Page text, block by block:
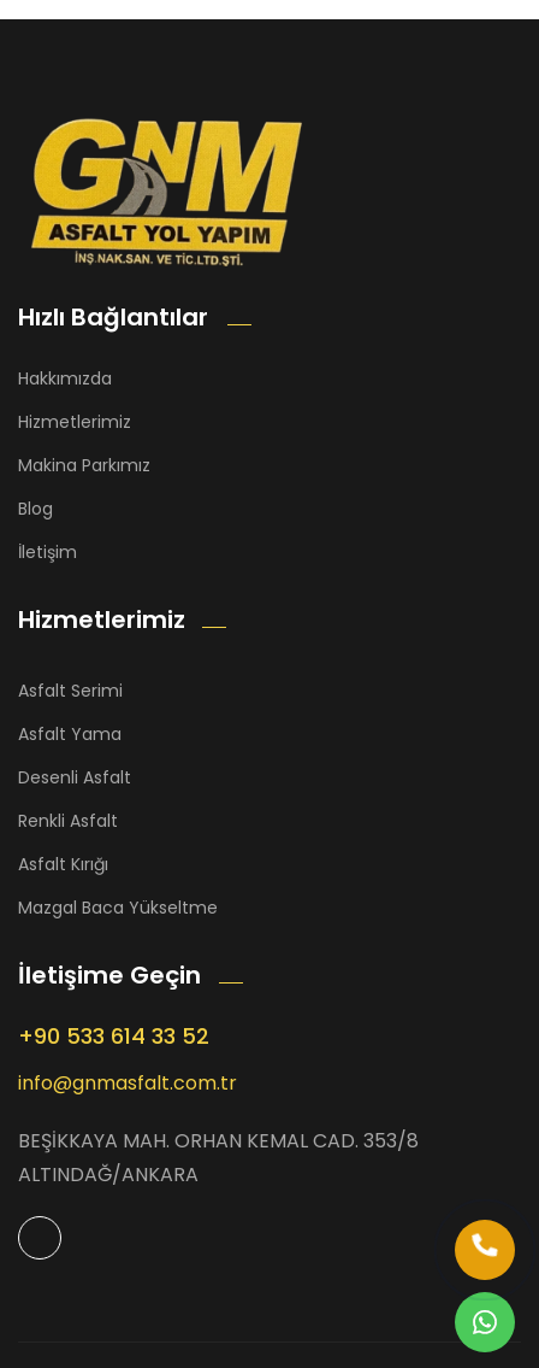
Hızlı Bağlantılar
Hakkımızda
Hizmetlerimiz
Makina Parkımız
Blog
İletişim
Hizmetlerimiz
Asfalt Serimi
Asfalt Yama
Desenli Asfalt
Renkli Asfalt
Asfalt Kırığı
Mazgal Baca Yükseltme
İletişime Geçin
+90 533 614 33 52
info@gnmasfalt.com.tr
BEŞİKKAYA MAH. ORHAN KEMAL CAD. 353/8
ALTINDAĞ/ANKARA